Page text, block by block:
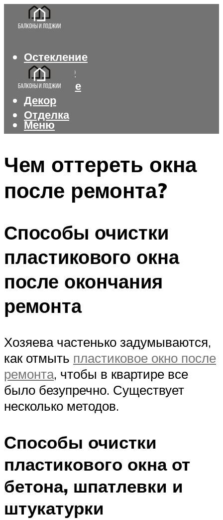
Остекление
Интерьер
Утепление
Декор
Отделка
Меню
Чем оттереть окна
после ремонта?
Способы очистки
пластикового окна
после окончания
ремонта
Хозяева частенько задумываются,
как отмыть пластиковое окно после
ремонта, чтобы в квартире все
было безупречно. Существует
несколько методов.
Способы очистки
пластикового окна от
бетона, шпатлевки и
штукатурки